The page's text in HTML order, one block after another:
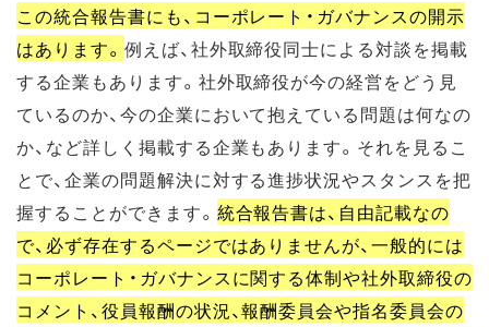
この統合報告書にも、コーポレート・ガバナンスの開示
はあります。 例えば、社外取締役同士による対談を掲載
する企業もあります。社外取締役が今の経営をどう見
ているのか、今の企業において抱えている問題は何なの
か、など詳しく掲載する企業もあります。それを見るこ
とで、企業の問題解決に対する進捗状況やスタンスを把
握することができます。 統合報告書は、自由記載なの
で、必ず存在するページではありませんが、一般的には
コーポレート・ガバナンスに関する体制や社外取締役の
コメント、役員報酬の状況、報酬委員会や指名委員会の